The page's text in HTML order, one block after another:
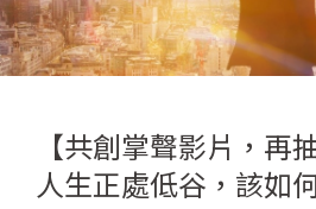
【共創掌聲影片，再
人生正處低谷，該如